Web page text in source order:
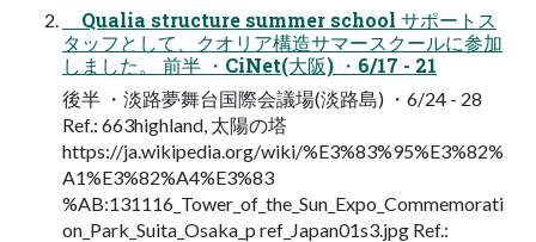
Qualia structure summer school サポートス
タッフとして、クオリア構造サマースクールに参加
しました。 前半 ・CiNet(大阪) ・6/17 - 21
後半 ・淡路夢舞台国際会議場(淡路島) ・6/24 - 28
Ref.: 663highland, 太陽の塔
https://ja.wikipedia.org/wiki/%E3%83%95%E3%82%
A1%E3%82%A4%E3%83
%AB:131116_Tower_of_the_Sun_Expo_Commemorati
on_Park_Suita_Osaka_p ref_Japan01s3.jpg Ref.: